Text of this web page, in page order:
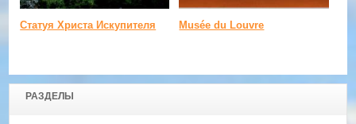
РАЗДЕЛЫ
Статуя Христа Искупителя Musée du Louvre